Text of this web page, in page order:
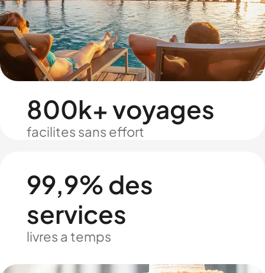
800k+ voyages
facilites sans effort
99,9% des
services
livres a temps